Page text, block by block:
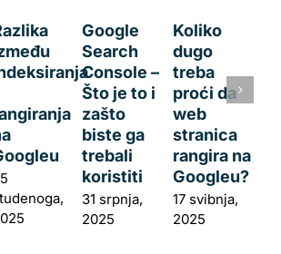
Google
Search
Console –
Što je to i
zašto
biste ga
trebali
koristiti
31 srpnja,
2025
Koliko
dugo
treba
proći da
web
stranica
rangira na
Googleu?
17 svibnja,
2025